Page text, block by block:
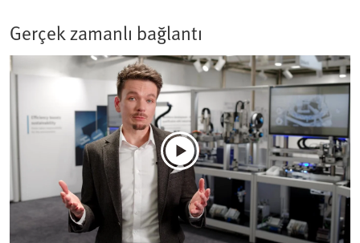
Gerçek zamanlı bağlantı